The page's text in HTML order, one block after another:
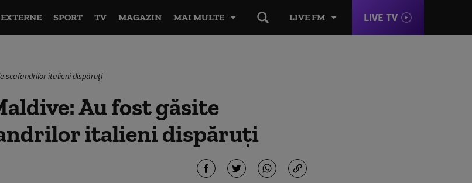
LIVE FM LIVE TV
EXTERNE SPORT TV MAGAZIN MAI MULTE
scafandrilor italieni dispăruţi
Au fost găsite
italieni dispăruţi